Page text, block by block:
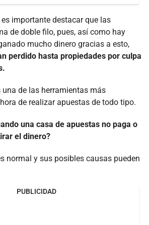
importante destacar que las
de doble filo, pues, así como hay
mucho dinero gracias a esto,
perdido hasta propiedades por culpa
una de las herramientas más
de realizar apuestas de todo tipo.
una casa de apuestas no paga o
el dinero?
normal y sus posibles causas pueden
PUBLICIDAD